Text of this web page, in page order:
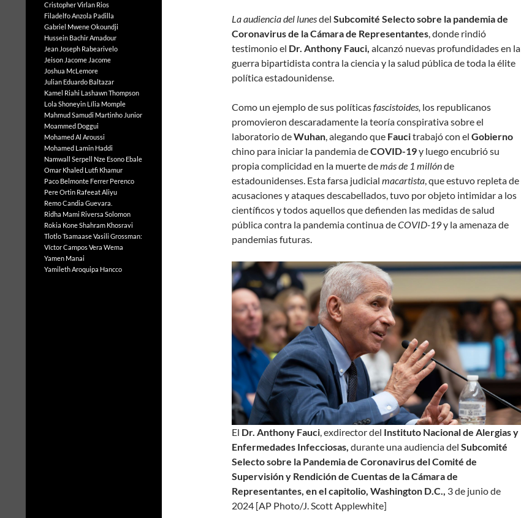
La audiencia del lunesdel Subcomité Selecto sobre la pandemia de
Coronavirus de la Cámara de Representantes, donde rindió
testimonio el Dr. Anthony Fauci, alcanzó nuevas profundidades en la
guerra bipartidista contra la ciencia y la salud pública de toda la élite
política estadounidense.
Como un ejemplo de sus políticasfascistoides, los republicanos
promovieron descaradamente la teoría conspirativa sobre el
laboratorio deWuhan, alegando que Faucitrabajó con el Gobierno
chino para iniciar la pandemia deCOVID-19y luego encubrió su
propia complicidad en la muerte demás de 1 millónde
estadounidenses. Esta farsa judicial macartista, que estuvo repleta de
acusaciones y ataques descabellados, tuvo por objeto intimidar a los
científicos y todos aquellos que defienden las medidas de salud
pública contra la pandemia continua deCOVID-19y la amenaza de
pandemias futuras.
El Dr. Anthony Fauci, exdirector del Instituto Nacional de Alergias y
Enfermedades Infecciosas, durante una audiencia del Subcomité
Selecto sobre la Pandemia de Coronavirus del Comité de
Supervisión y Rendición de Cuentas de la Cámara de
Representantes, en el capitolio, Washington D.C., 3 de junio de
2024 [AP Photo/J. Scott Applewhite]
Cristopher Virlan Rios
Filadelfo Anzola Padilla
Gabriel Mwene Okoundji
Hussein Bachir Amadour
Jean Joseph Rabearivelo
Jeison Jacome Jacome
Joshua McLemore
Julian Eduardo Baltazar
Kamel Riahi Lashawn Thompson
Lola Shoneyin Lília Momple
Mahmud Samudi Martinho Junior
Moammed Doggui
Mohamed Al Aroussi
Mohamed Lamin Haddi
Namwall Serpell Nze Esono Ebale
Omar Khaled Lutfi Khamur
Paco Belmonte Ferrer Perenco
Pere Ortin Rafeeat Aliyu
Remo Candia Guevara.
Ridha Mami Riversa Solomon
Rokia KoneShahram Khosravi
Tlotlo TsamaaseVasili Grossman:
Víctor Campos Vera Wema
Yamen Manai
Yamileth Aroquipa Hancco